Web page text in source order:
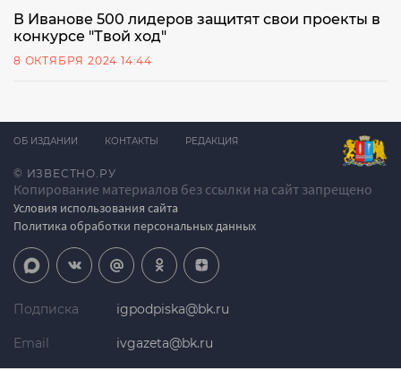
В Иванове 500 лидеров защитят свои проекты в
конкурсе "Твой ход"
8 ОКТЯБРЯ 2024 14:44
© ИЗВЕСТНО.РУ
Копирование материалов без ссылки на сайт запрещено
Условия использования сайта
Политика обработки персональных данных
ОБ ИЗДАНИИ КОНТАКТЫ РЕДАКЦИЯ
Подписка igpodpiska@bk.ru
Email ivgazeta@bk.ru